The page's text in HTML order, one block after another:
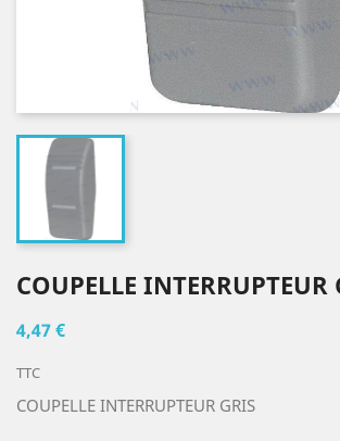
COUPELLE INTERRUPTEUR
4,47 €
TTC
COUPELLE INTERRUPTEUR GRIS